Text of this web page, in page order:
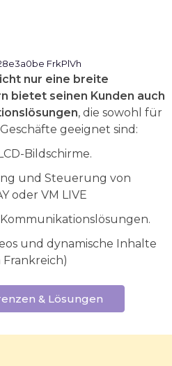
nur eine breite
bietet seinen Kunden auch
, die sowohl für
geeignet sind:
Bildschirme.
und Steuerung von
oder VM LIVE
und dynamische Inhalte
Frankreich)
& Lösungen